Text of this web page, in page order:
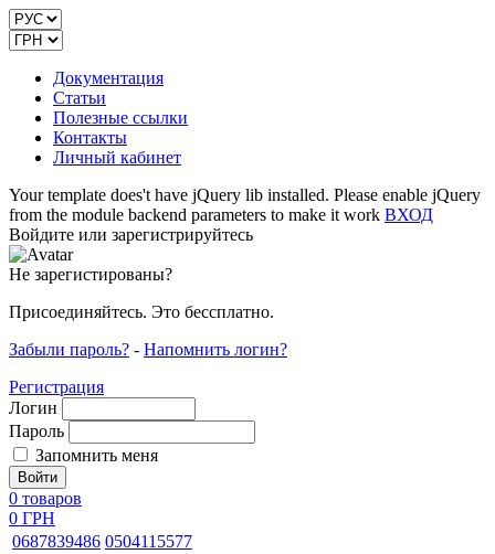
Документация
Статьи
Полезные ссылки
Контакты
Личный кабинет
Your template does't have jQuery lib installed. Please enable jQuery
from the module backend parameters to make it work ВХОД
Войдите или зарегистрируйтесь
Не зарегистированы?
Присоединяйтесь. Это бессплатно.
Забыли пароль? - Напомнить логин?
Регистрация
Логин
Пароль
Запомнить меня
0 товаров
0 ГРН
0687839486 0504115577